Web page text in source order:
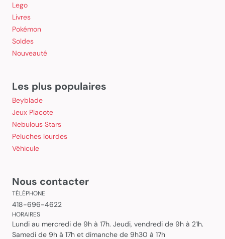
Lego
Livres
Pokémon
Soldes
Nouveauté
Les plus populaires
Beyblade
Jeux Placote
Nebulous Stars
Peluches lourdes
Véhicule
Nous contacter
TÉLÉPHONE
418-696-4622
HORAIRES
Lundi au mercredi de 9h à 17h. Jeudi, vendredi de 9h à 21h.
Samedi de 9h à 17h et dimanche de 9h30 à 17h